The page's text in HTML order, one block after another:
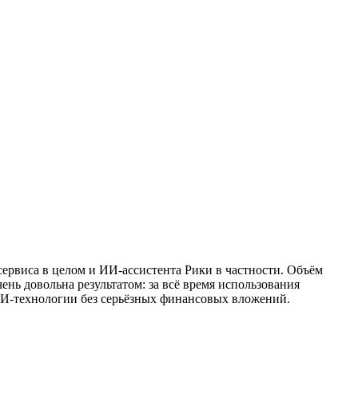
в целом и ИИ‑ассистента Рики в частности. Объём
довольна результатом: за всё время использования
без серьёзных финансовых вложений.